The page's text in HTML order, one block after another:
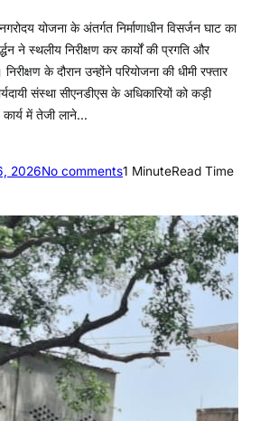
योजना के अंतर्गत निर्माणाधीन विसर्जन घाट का
ने स्थलीय निरीक्षण कर कार्यों की प्रगति और
के दौरान उन्होंने परियोजना की धीमी रफ्तार
संस्था सीएनडीएस के अधिकारियों को कड़ी
कार्य में तेजी लाने…
2026No commentso
नि
र्मा
णा
धी
न
वि
स
र्ज
1 MinuteRead Time